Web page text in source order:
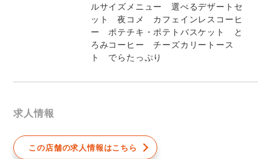
ルサイズメニュー 選べるデザートセ
ット 夜コメ カフェインレスコーヒ
ー ポテチキ・ポテトバスケット と
ろみコーヒー チーズカリートース
ト でらたっぷり
求人情報
この店舗の求人情報はこちら